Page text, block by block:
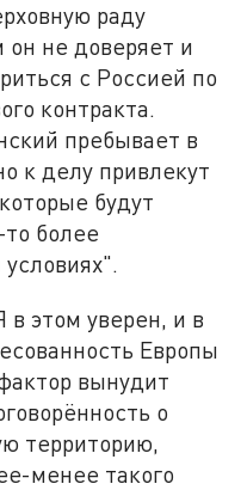
раду
не доверяет и
с Россией по
контракта.
пребывает в
к делу привлекут
будут
то более
этом уверен, и в
Европы
вынудит
о
территорию,
менее такого